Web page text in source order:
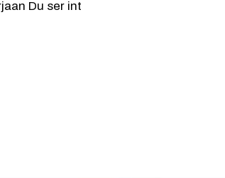
Du ser int